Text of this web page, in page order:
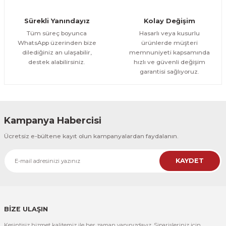
300,00 TL %25
CeSht
CeSht
Pembe Fonlu Good Things Are Coming Yazılı Tek Parça Ahşap Çerçeveli
500,00 TL
Sürekli Yanındayız
Tüm süreç boyunca
WhatsApp üzerinden bize
dilediğiniz an ulaşabilir,
destek alabilirsiniz.
Kolay Değişim
Hasarlı veya kusurlu
ürünlerde müşteri
memnuniyeti kapsamında
hızlı ve güvenli değişim
garantisi sağlıyoruz.
Kampanya Habercisi
Ücretsiz e-bültene kayıt olun kampanyalardan faydalanın.
KAYDET
BİZE ULAŞIN